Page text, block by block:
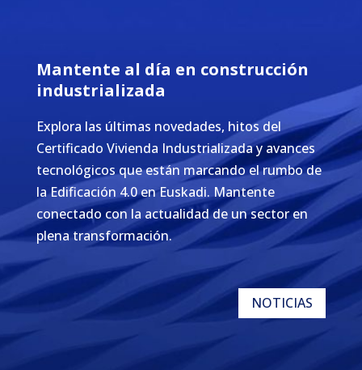
Mantente al día en construcción
industrializada
Explora las últimas novedades, hitos del
Certificado Vivienda Industrializada y avances
tecnológicos que están marcando el rumbo de
la Edificación 4.0 en Euskadi. Mantente
conectado con la actualidad de un sector en
plena transformación.
NOTICIAS